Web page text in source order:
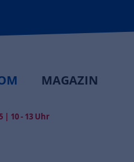
MAGAZIN
| 10 - 13 Uhr